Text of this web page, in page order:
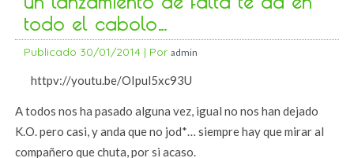
todo el cabolo…
Publicado 30/01/2014 | Por admin
httpv://youtu.be/OIpul5xc93U
A todos nos ha pasado alguna vez, igual no nos han dejado
K.O. pero casi, y anda que no jod*… siempre hay que mirar al
compañero que chuta, por si acaso.